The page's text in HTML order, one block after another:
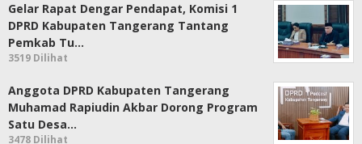
Gelar Rapat Dengar Pendapat, Komisi 1
DPRD Kabupaten Tangerang Tantang
Pemkab Tu…
3519 Dilihat
Anggota DPRD Kabupaten Tangerang
Muhamad Rapiudin Akbar Dorong Program
Satu Desa…
3478 Dilihat